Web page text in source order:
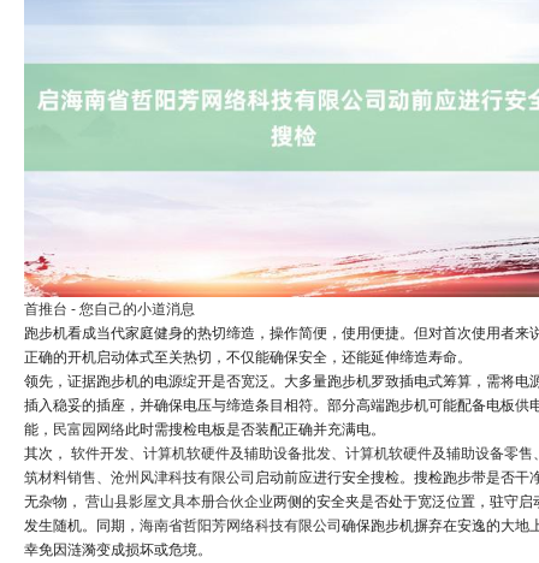
首推台 - 您自己的小道消息
跑步机看成当代家庭健身的热切缔造，操作简便，使用便捷。但对首次使用者来
正确的开机启动体式至关热切，不仅能确保安全，还能延伸缔造寿命。
领先，证据跑步机的电源绽开是否宽泛。大多量跑步机罗致插电式筹算，需将电
插入稳妥的插座，并确保电压与缔造条目相符。部分高端跑步机可能配备电板供
能， 民富园网络此时需搜检电板是否装配正确并充满电。
其次， 软件开发、计算机软硬件及辅助设备批发、计算机软硬件及辅助设备零售
筑材料销售、沧州风津科技有限公司 启动前应进行安全搜检。搜检跑步带是否干
无杂物， 营山县影屋文具本册合伙企业两侧的安全夹是否处于宽泛位置，驻守启
发生随机。同期， 海南省哲阳芳网络科技有限公司确保跑步机摒弃在安逸的大地
幸免因涟漪变成损坏或危境。